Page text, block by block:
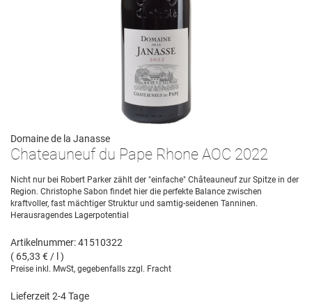
Domaine de la Janasse
Chateauneuf du Pape Rhone AOC 2022
Nicht nur bei Robert Parker zählt der "einfache" Châteauneuf zur Spitze in der
Region. Christophe Sabon findet hier die perfekte Balance zwischen
kraftvoller, fast mächtiger Struktur und samtig-seidenen Tanninen.
Herausragendes Lagerpotential
Artikelnummer: 41510322
( 65,33 € / l )
Preise inkl. MwSt, gegebenfalls zzgl. Fracht
Lieferzeit 2-4 Tage